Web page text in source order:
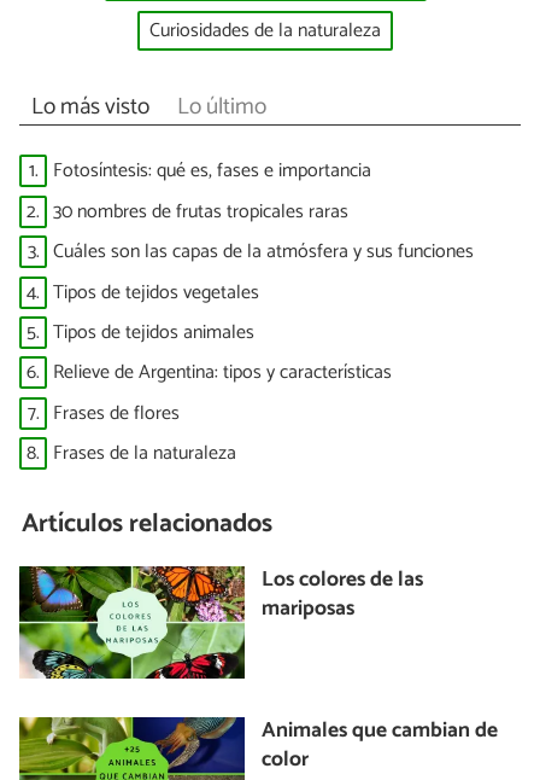
Curiosidades de la naturaleza
Lo más visto Lo último
1. Fotosíntesis: qué es, fases e importancia
2. 30 nombres de frutas tropicales raras
3. Cuáles son las capas de la atmósfera y sus funciones
4. Tipos de tejidos vegetales
5. Tipos de tejidos animales
6. Relieve de Argentina: tipos y características
7. Frases de flores
8. Frases de la naturaleza
Artículos relacionados
Los colores de las
mariposas
Animales que cambian de
color